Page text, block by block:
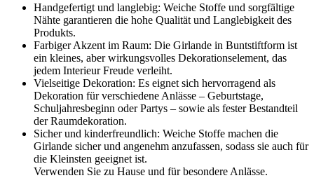
Handgefertigt und langlebig: Weiche Stoffe und sorgfältige
Nähte garantieren die hohe Qualität und Langlebigkeit des
Produkts.
Farbiger Akzent im Raum: Die Girlande in Buntstiftform ist
ein kleines, aber wirkungsvolles Dekorationselement, das
jedem Interieur Freude verleiht.
Vielseitige Dekoration: Es eignet sich hervorragend als
Dekoration für verschiedene Anlässe – Geburtstage,
Schuljahresbeginn oder Partys – sowie als fester Bestandteil
der Raumdekoration.
Sicher und kinderfreundlich: Weiche Stoffe machen die
Girlande sicher und angenehm anzufassen, sodass sie auch für
die Kleinsten geeignet ist.
Verwenden Sie zu Hause und für besondere Anlässe.